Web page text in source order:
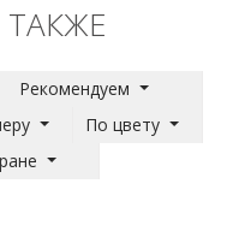
Рекомендуем
По цвету